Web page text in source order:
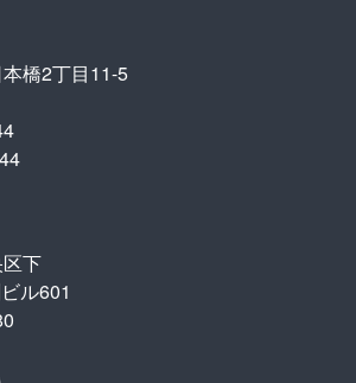
橋2丁目11-5
下
ル601